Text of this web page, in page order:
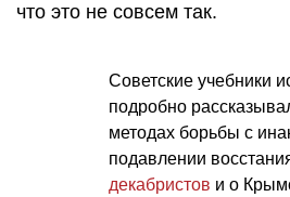
что это не совсем так.
Советские учебники
подробно
методах борьбы с
подавлении
декабристов и о